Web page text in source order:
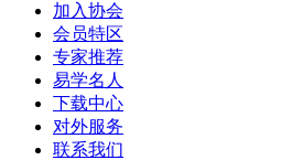
加入协会
会员特区
专家推荐
易学名人
下载中心
对外服务
联系我们